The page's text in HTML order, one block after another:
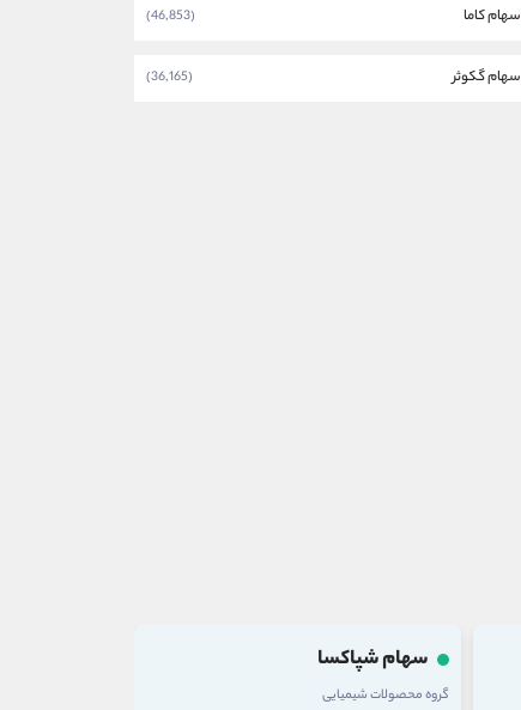
سهام کاما (46,853)
سهام گکوثر (36,165)
سهام شپاکسا
گروه محصولات شیمیایی